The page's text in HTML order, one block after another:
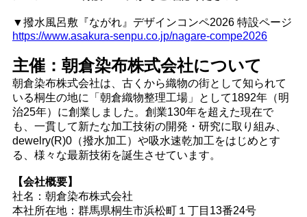
▼撥水風呂敷『ながれ』デザインコンペ2026 特設ページ
https://www.asakura-senpu.co.jp/nagare-compe2026
主催：朝倉染布株式会社について
朝倉染布株式会社は、古くから織物の街として知られて
いる桐生の地に「朝倉織物整理工場」として1892年（明
治25年）に創業しました。創業130年を超えた現在で
も、一貫して新たな加工技術の開発・研究に取り組み、
dewelry(R)0（撥水加工）や吸水速乾加工をはじめとす
る、様々な最新技術を誕生させています。
【会社概要】
社名：朝倉染布株式会社
本社所在地：群馬県桐生市浜松町１丁目13番24号